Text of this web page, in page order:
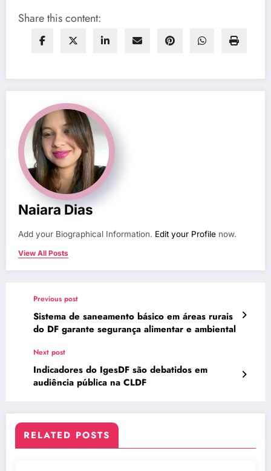
Share this content:
Naiara Dias
Add your Biographical Information. Edit your Profile now.
View All Posts
Previous post
Sistema de saneamento básico em áreas rurais
do DF garante segurança alimentar e ambiental
Next post
Indicadores do IgesDF são debatidos em
audiência pública na CLDF
RELATED POSTS